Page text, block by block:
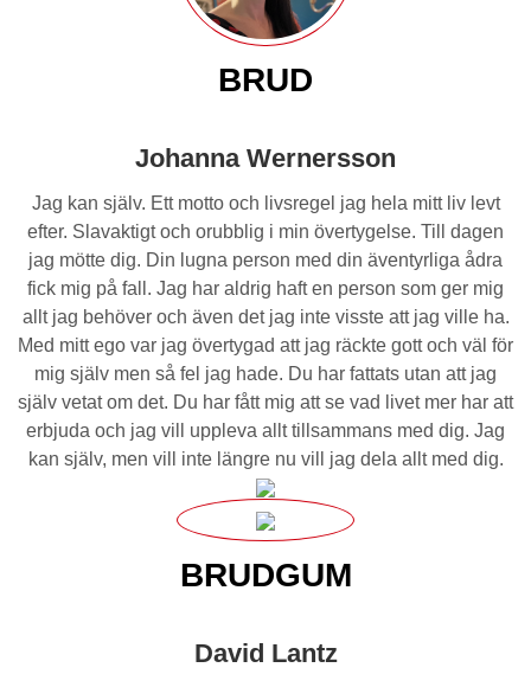
BRUD
Johanna Wernersson
Jag kan själv. Ett motto och livsregel jag hela mitt liv levt
efter. Slavaktigt och orubblig i min övertygelse. Till dagen
jag mötte dig. Din lugna person med din äventyrliga ådra
fick mig på fall. Jag har aldrig haft en person som ger mig
allt jag behöver och även det jag inte visste att jag ville ha.
Med mitt ego var jag övertygad att jag räckte gott och väl för
mig själv men så fel jag hade. Du har fattats utan att jag
själv vetat om det. Du har fått mig att se vad livet mer har att
erbjuda och jag vill uppleva allt tillsammans med dig. Jag
kan själv, men vill inte längre nu vill jag dela allt med dig.
BRUDGUM
David Lantz